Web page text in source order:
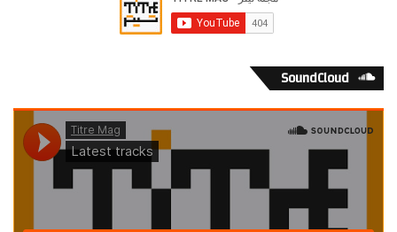
SoundCloud